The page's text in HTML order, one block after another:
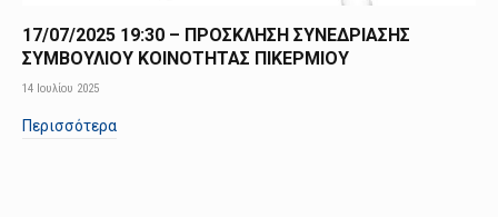
17/07/2025 19:30 – ΠΡΟΣΚΛΗΣΗ ΣΥΝΕΔΡΙΑΣΗΣ
ΣΥΜΒΟΥΛΙΟΥ ΚΟΙΝΟΤΗΤΑΣ ΠΙΚΕΡΜΙΟΥ
14 Ιουλίου 2025
Περισσότερα